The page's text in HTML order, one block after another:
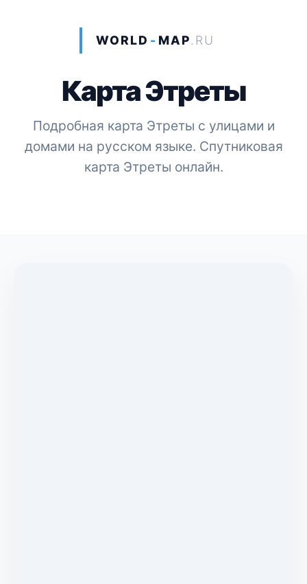
WORLD - MAP.RU
Карта Этреты
Подробная карта Этреты с улицами и
домами на русском языке. Спутниковая
карта Этреты онлайн.